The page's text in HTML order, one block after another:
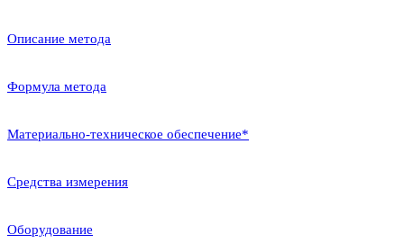
Описание метода
Формула метода
Материально-техническое обеспечение*
Средства измерения
Оборудование